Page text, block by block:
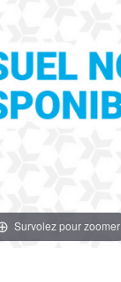
Survolez pour zoomer